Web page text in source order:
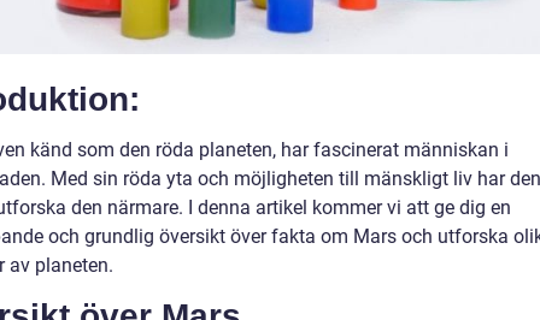
känd som den röda planeten, har fascinerat människan i
Med sin röda yta och möjligheten till mänskligt liv har
den närmare. I denna artikel kommer vi att ge dig en
och grundlig översikt över fakta om Mars och utforska
av planeten.